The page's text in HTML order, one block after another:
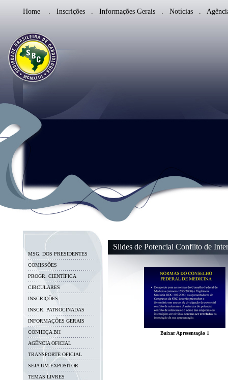
Home . Inscrições . Informações Gerais . Notícias .
MSG. DOS PRESIDENTES
COMISSÕES
PROGR. CIENTÍFICA
CIRCULARES
INSCRIÇÕES
INSCR. PATROCINADAS
INFORMAÇÕES GERAIS
CONHEÇA BH
AGÊNCIA OFICIAL
TRANSPORTE OFICIAL
SEJA UM EXPOSITOR
TEMAS LIVRES
Slides de Potencial Conflito de
Baixar Apresentação 1